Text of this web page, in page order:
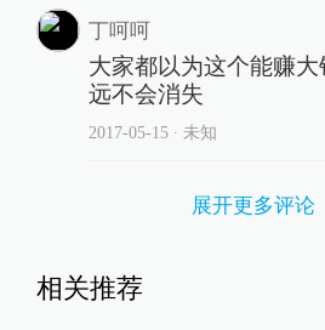
丁呵呵
大家都以为这个能赚
远不会消失
2017-05-15∙ 未知
展开更多评论
相关推荐